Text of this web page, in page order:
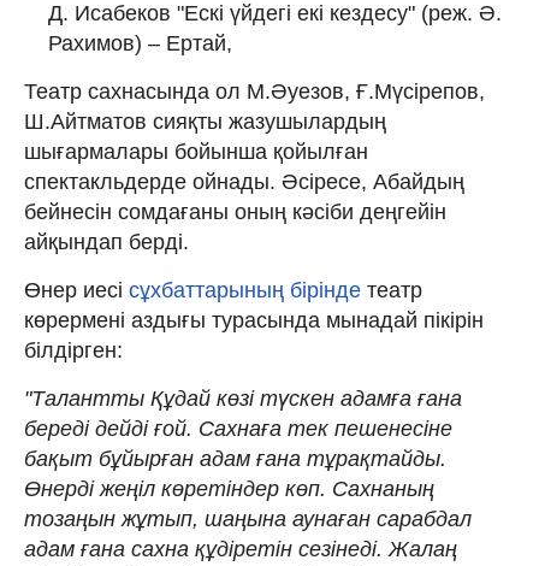
Д. Исабеков "Ескі үйдегі екі кездесу" (реж. Ә.
Рахимов) – Ертай,
Театр сахнасында ол М.Әуезов, Ғ.Мүсірепов,
Ш.Айтматов сияқты жазушылардың
шығармалары бойынша қойылған
спектакльдерде ойнады. Әсіресе, Абайдың
бейнесін сомдағаны оның кәсіби деңгейін
айқындап берді.
Өнер иесі сұхбаттарының бірінде театр
көрермені аздығы турасында мынадай пікірін
білдірген:
"Талантты Құдай көзі түскен адамға ғана
береді дейді ғой. Сахнаға тек пешенесіне
бақыт бұйырған адам ғана тұрақтайды.
Өнерді жеңіл көретіндер көп. Сахнаның
тозаңын жұтып, шаңына аунаған сарабдал
адам ғана сахна құдіретін сезінеді. Жалаң